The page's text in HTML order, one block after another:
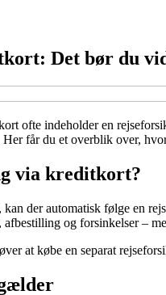
Det bør du
ofte indeholder en
får du et overblik over,
via kreditkort?
der automatisk følge en
og forsinkelser –
at købe en separat